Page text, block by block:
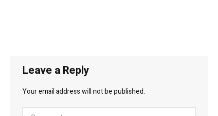
Leave a Reply
Your email address will not be published.